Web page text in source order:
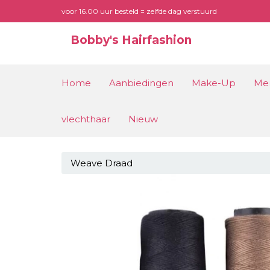
voor 16.00 uur besteld = zelfde dag verstuurd
Bobby's Hairfashion
Home Aanbiedingen Make-Up
vlechthaar Nieuw
Weave Draad